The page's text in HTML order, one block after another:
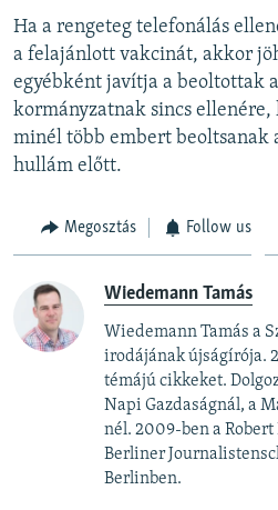
Ha a rengeteg telefonálás
a felajánlott vakcinát, akkor
egyébként javítja a beoltottak
kormányzatnak sincs ellenére,
minél több embert beoltsanak
hullám előtt.
Megosztás Follow us
Wiedemann Tamás
Wiedemann Tamás a
irodájának újságírója.
témájú cikkeket.
Napi Gazdaságnál, a
nél. 2009-ben a
Berliner
Berlinben.